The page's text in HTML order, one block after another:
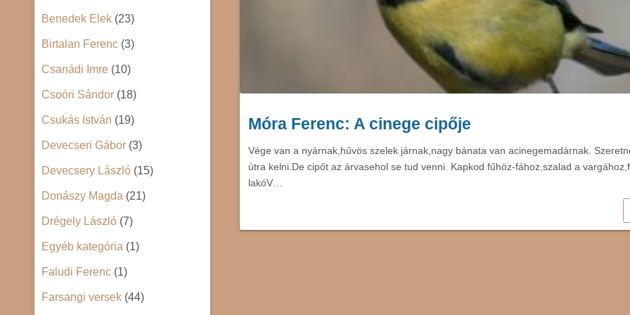
Móra Ferenc: A cinege cipője
Vége van a nyárnak,hűvös szelek járnak,nagy bánata van acinegemadárnak.
útra kelni.De cipőt az árvasehol se tud venni. Kapkod fűhöz-fához,szalad a
lakóV…
Benedek Elek (23)
Birtalan Ferenc (3)
Csanádi Imre (10)
Csoóri Sándor (18)
Csukás István (19)
Devecseri Gábor (3)
Devecsery László (15)
Donászy Magda (21)
Drégely László (7)
Egyéb kategória (1)
Faludi Ferenc (1)
Farsangi versek (44)